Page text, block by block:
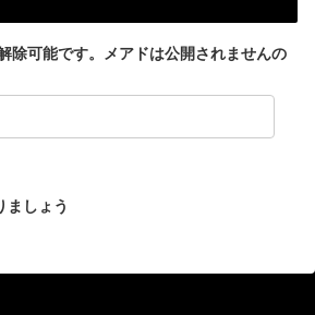
除可能です。メアドは公開されませんの
ましょう